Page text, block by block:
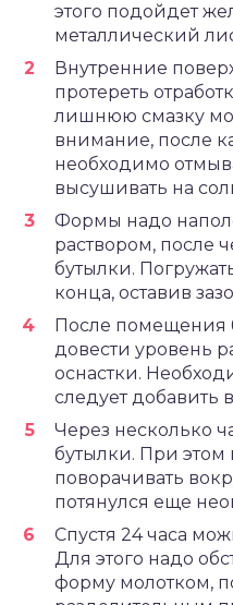
этого подойдет
металлический
Внутренние
протереть
лишнюю смазку
внимание, после
необходимо
высушивать на
Формы надо
раствором, после
бутылки.
конца, оставив
После помещения
довести уровень
оснастки.
следует добавить
Через несколько
бутылки. При этом
поворачивать
потянулся еще
Спустя 24 часа
Для этого надо
форму молотком,